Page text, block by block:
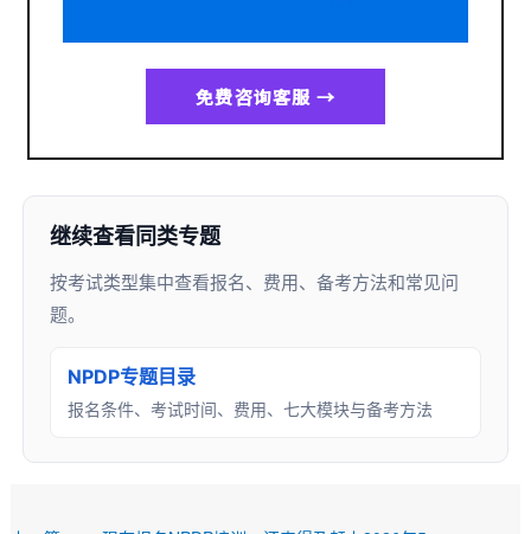
免费咨询客服 →
继续查看同类专题
按考试类型集中查看报名、费用、备考方法和常见问
题。
NPDP专题目录
报名条件、考试时间、费用、七大模块与备考方法